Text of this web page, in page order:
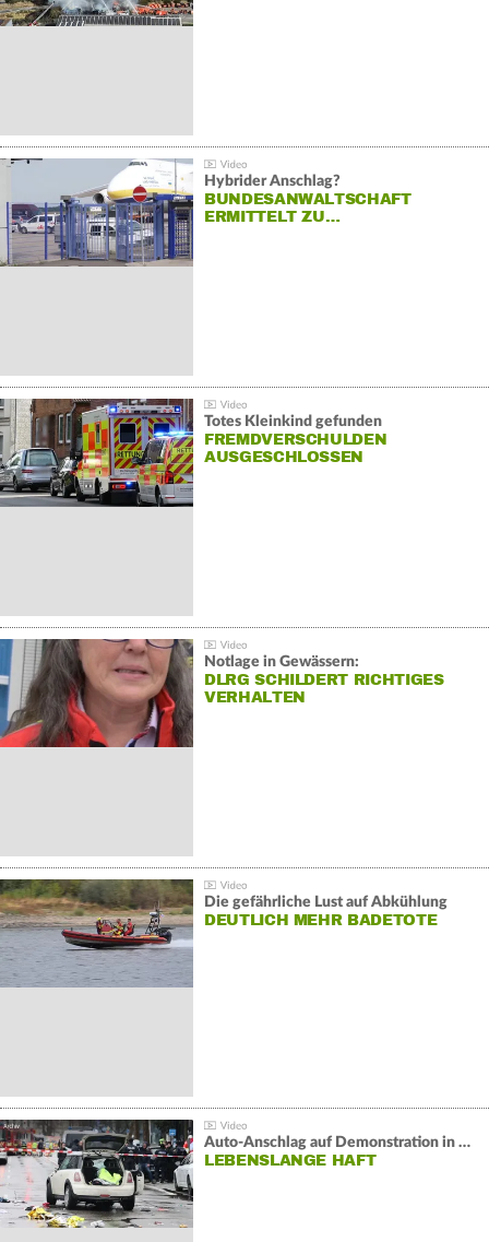
Hybrider Anschlag?
BUNDESANWALTSCHAFT
ERMITTELT ZU…
Totes Kleinkind gefunden
FREMDVERSCHULDEN
AUSGESCHLOSSEN
Notlage in Gewässern:
DLRG SCHILDERT RICHTIGES
VERHALTEN
Die gefährliche Lust auf Abkühlung
DEUTLICH MEHR BADETOTE
Auto-Anschlag auf Demonstration in München:
LEBENSLANGE HAFT